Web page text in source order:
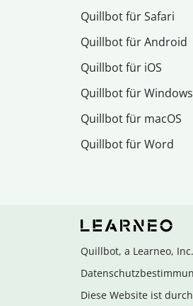
Quillbot für Safari
Quillbot für Android
Quillbot für iOS
Quillbot für Windows
Quillbot für macOS
Quillbot für Word
Quillbot, a Learneo,
Diese Website ist